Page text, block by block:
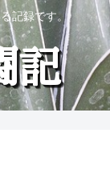
記録です。